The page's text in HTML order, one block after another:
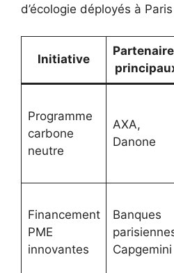
d’écologie déployés à
Initiative
Programme
carbone
neutre
AXA,
Danone
Financement
PME
innovantes
Banques
Capgemini